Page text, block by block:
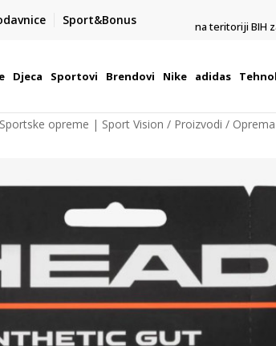
Sport&Bonus
NAS NA : 055/490-400
Pet od 9h - 16h
na teritoriji BIH
Djeca Sportovi Brendovi Nike adidas
opreme | Sport Vision Proizvodi Oprema